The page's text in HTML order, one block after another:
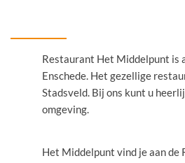
Contact
Restaurant Het Middelpunt is
Enschede. Het gezellige
Stadsveld. Bij ons kunt u
omgeving.
Het Middelpunt vind je aan de